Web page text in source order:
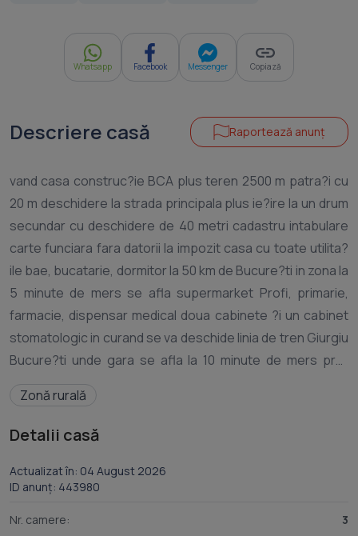
Whatsapp Facebook Messenger Copiază
Descriere casă Raportează anunț
vand casa construc?ie BCA plus teren 2500 m patra?i cu
20 m deschidere la strada principala plus ie?ire la un drum
secundar cu deschidere de 40 metri cadastru intabulare
carte funciara fara datorii la impozit casa cu toate utilita?
ile bae, bucatarie, dormitor la 50 km de Bucure?ti in zona la
5 minute de mers se afla supermarket Profi, primarie,
farmacie, dispensar medical doua cabinete ?i un cabinet
stomatologic in curand se va deschide linia de tren Giurgiu
Bucure?ti unde gara se afla la 10 minute de mers pret
Zonă rurală
Detalii casă
Actualizat în: 04 August 2026
ID anunț: 443980
Nr. camere: 3